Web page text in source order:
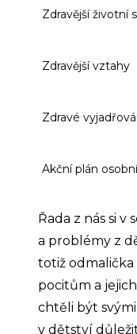
Zdravější životní
Zdravější vztahy
Zdravé
Akční plán
Řada z nás si v
a problémy z
totiž
pocitům a
chtěli být
v dětství